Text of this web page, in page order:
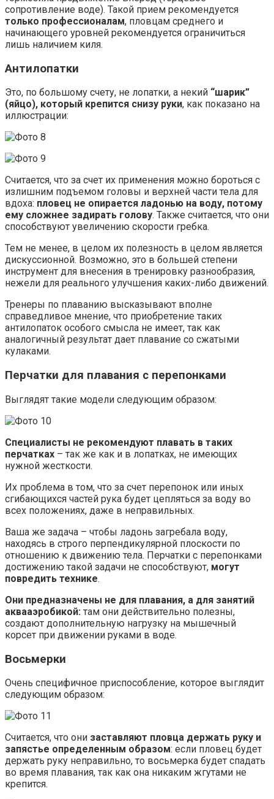
сопротивление воде). Такой прием рекомендуется
только профессионалам, пловцам среднего и
начинающего уровней рекомендуется ограничиться
лишь наличием киля.
Антилопатки
Это, по большому счету, не лопатки, а некий “шарик”
(яйцо), который крепится снизу руки, как показано на
иллюстрации:
Считается, что за счет их применения можно бороться с
излишним подъемом головы и верхней части тела для
вдоха: пловец не опирается ладонью на воду, потому
ему сложнее задирать голову. Также считается, что они
способствуют увеличению скорости гребка.
Тем не менее, в целом их полезность в целом является
дискуссионной. Возможно, это в большей степени
инструмент для внесения в тренировку разнообразия,
нежели для реального улучшения каких-либо движений.
Тренеры по плаванию высказывают вполне
справедливое мнение, что приобретение таких
антилопаток особого смысла не имеет, так как
аналогичный результат дает плавание со сжатыми
кулаками.
Перчатки для плавания с перепонками
Выглядят такие модели следующим образом:
Специалисты не рекомендуют плавать в таких
перчатках – так же как и в лопатках, не имеющих
нужной жесткости.
Их проблема в том, что за счет перепонок или иных
сгибающихся частей рука будет цепляться за воду во
всех положениях, даже в неправильных.
Ваша же задача – чтобы ладонь загребала воду,
находясь в строго перпендикулярной плоскости по
отношению к движению тела. Перчатки с перепонками
достижению такой задачи не способствуют, могут
повредить технике.
Они предназначены не для плавания, а для занятий
аквааэробикой: там они действительно полезны,
создают дополнительную нагрузку на мышечный
корсет при движении руками в воде.
Восьмерки
Очень специфичное приспособление, которое выглядит
следующим образом:
Считается, что они заставляют пловца держать руку и
запястье определенным образом: если пловец будет
держать руку неправильно, то восьмерка будет спадать
во время плавания, так как она никаким жгутами не
крепится.